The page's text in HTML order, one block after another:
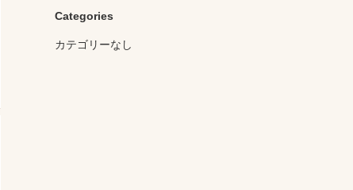
Categories
カテゴリーなし